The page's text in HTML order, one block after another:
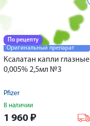
По рецепту
Оригинальный препарат
Ксалатан капли глазные
0,005% 2,5мл №3
Pfizer
В наличии
1 960 ₽